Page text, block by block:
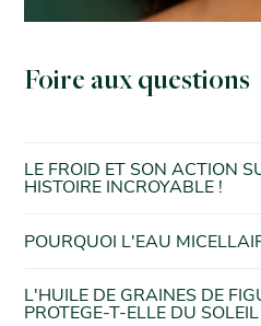
Foire aux questions
LE FROID ET SON ACTION
HISTOIRE INCROYABLE !
POURQUOI L'EAU
L'HUILE DE GRAINES DE
PROTEGE-T-ELLE DU